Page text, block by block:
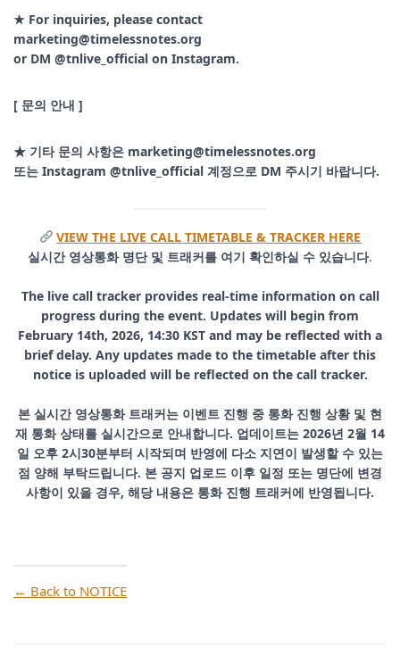
★ For inquiries, please contact
marketing@timelessnotes.org
or DM @tnlive_official on Instagram.
[ 문의 안내 ]
★ 기타 문의 사항은 marketing@timelessnotes.org
또는 Instagram @tnlive_official 계정으로 DM 주시기 바랍니다.
VIEW THE LIVE CALL TIMETABLE & TRACKER HERE
실시간 영상통화 명단 및 트래커를 여기 확인하실 수 있습니다.
The live call tracker provides real-time information on call
progress during the event. Updates will begin from
February 14th, 2026, 14:30 KST and may be reflected with a
brief delay. Any updates made to the timetable after this
notice is uploaded will be reflected on the call tracker.
본 실시간 영상통화 트래커는 이벤트 진행 중 통화 진행 상황 및 현
재 통화 상태를 실시간으로 안내합니다. 업데이트는 2026년 2월 14
일 오후 2시30분부터 시작되며 반영에 다소 지연이 발생할 수 있는
점 양해 부탁드립니다. 본 공지 업로드 이후 일정 또는 명단에 변경
사항이 있을 경우, 해당 내용은 통화 진행 트래커에 반영됩니다.
← Back to NOTICE